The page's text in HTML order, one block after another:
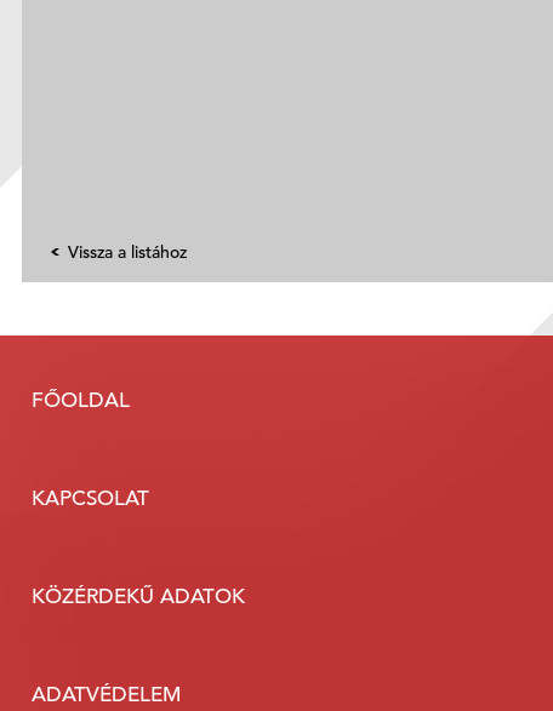
Vissza a listához
FŐOLDAL
KAPCSOLAT
KÖZÉRDEKŰ ADATOK
ADATVÉDELEM